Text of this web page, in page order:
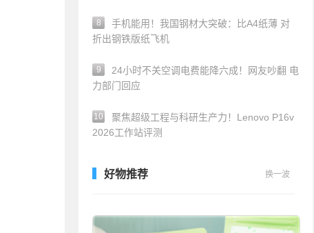
8
手机能用！我国钢材大突破：比A4纸薄 对
折出钢铁版纸飞机
9
24小时不关空调电费能降六成！网友吵翻 电
力部门回应
10
聚焦超级工程与科研生产力！Lenovo P16v
2026工作站评测
好物推荐 换一波